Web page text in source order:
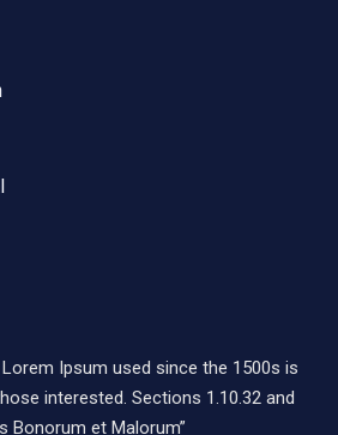
Ipsum used since the 1500s is
interested. Sections 1.10.32 and
Bonorum et Malorum”